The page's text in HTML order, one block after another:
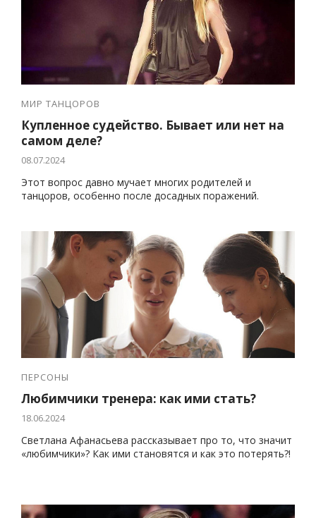
МИР ТАНЦОРОВ
Купленное судейство. Бывает или нет на
самом деле?
08.07.2024
Этот вопрос давно мучает многих родителей и
танцоров, особенно после досадных поражений.
ПЕРСОНЫ
Любимчики тренера: как ими стать?
18.06.2024
Светлана Афанасьева рассказывает про то, что значит
«любимчики»? Как ими становятся и как это потерять?!